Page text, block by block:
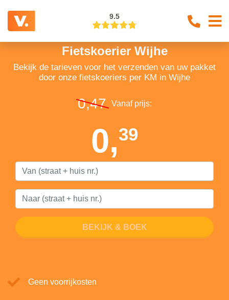
9.5
Fietskoerier Wijhe
Bekijk de tarieven voor het verzenden van uw pakket
door onze fietskoeriers per KM in Wijhe
0,47 Vanaf prijs:
0,39
BEKIJK & BOEK
Geen voorrijkosten